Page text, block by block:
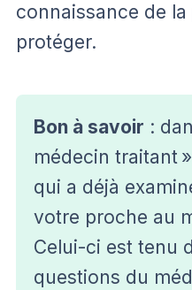
connaissance de
protéger.
Bon à savoir :
médecin traitant
qui a déjà
votre proche au
Celui-ci est tenu
questions du